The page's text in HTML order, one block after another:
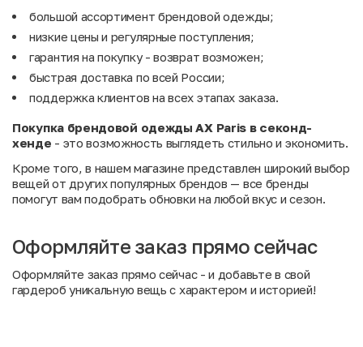
большой ассортимент брендовой одежды;
низкие цены и регулярные поступления;
гарантия на покупку - возврат возможен;
быстрая доставка по всей России;
поддержка клиентов на всех этапах заказа.
Покупка брендовой одежды AX Paris в секонд-
хенде - это возможность выглядеть стильно и экономить.
Кроме того, в нашем магазине представлен широкий выбор
вещей от других популярных брендов — все бренды
помогут вам подобрать обновки на любой вкус и сезон.
Оформляйте заказ прямо сейчас
Оформляйте заказ прямо сейчас - и добавьте в свой
гардероб уникальную вещь с характером и историей!